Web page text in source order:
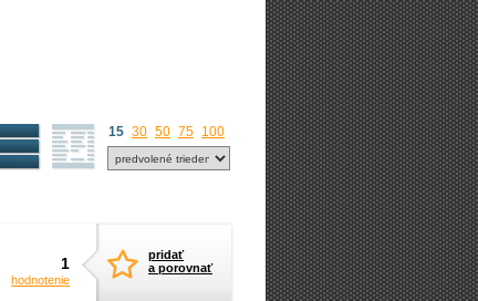
15 30 50 75 100
pridať
a porovnať
1
hodnotenie